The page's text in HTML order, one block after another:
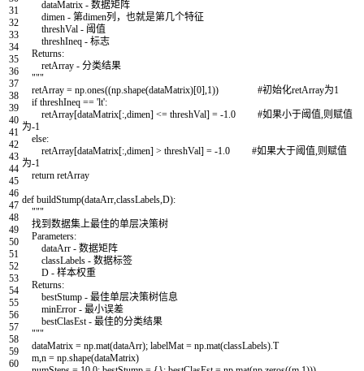
31
32
33
34
35
36
37
38
39
40
41
42
43
44
45
46
47
48
49
50
51
52
53
54
55
56
57
58
59
60
dataMatrix - 数据矩阵
dimen - 第dimen列，也就是第几个特征
threshVal - 阈值
threshIneq - 标志
Returns:
retArray - 分类结果
"""
retArray = np ones((np shape(dataMatrix)[0] 1))
#初始化retArray为1
if threshIneq == 'lt':
retArray[dataMatrix[: dimen] <= threshVal] = -1.0
#如果小于阈值,则赋值
为-1
else:
retArray[dataMatrix[: dimen] > threshVal] = -1.0
#如果大于阈值,则赋值
为-1
return retArray
def buildStump(dataArr classLabels D):
"""
找到数据集上最佳的单层决策树
Parameters:
dataArr - 数据矩阵
classLabels - 数据标签
D - 样本权重
Returns:
bestStump - 最佳单层决策树信息
minError - 最小误差
bestClasEst - 最佳的分类结果
"""
dataMatrix = np mat(dataArr); labelMat = np mat(classLabels) T
m n = np shape(dataMatrix)